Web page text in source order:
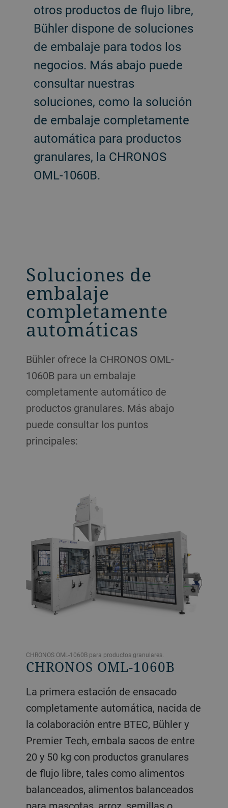
otros productos de flujo libre,
Bühler dispone de soluciones
de embalaje para todos los
negocios. Más abajo puede
consultar nuestras
soluciones, como la solución
de embalaje completamente
automática para productos
granulares, la CHRONOS
OML-1060B.
Soluciones de
embalaje
completamente
automáticas
Bühler ofrece la CHRONOS OML-
1060B para un embalaje
completamente automático de
productos granulares. Más abajo
puede consultar los puntos
principales:
CHRONOS OML-1060B
La primera estación de ensacado
completamente automática, nacida de
la colaboración entre BTEC, Bühler y
Premier Tech, embala sacos de entre
20 y 50 kg con productos granulares
de flujo libre, tales como alimentos
balanceados, alimentos balanceados
CHRONOS OML-1060B para productos granulares.